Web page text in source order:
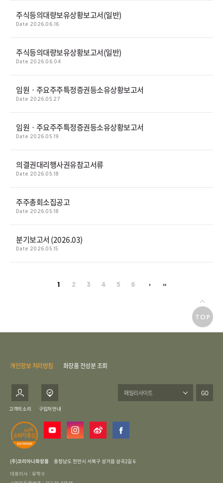
주식등의대량보유상황보고서(일반)
Date 2026.06.16
주식등의대량보유상황보고서(일반)
Date 2026.06.04
임원ㆍ주요주주특정증권등소유상황보고서
Date 2026.05.27
임원ㆍ주요주주특정증권등소유상황보고서
Date 2026.05.19
의결권대리행사권유참고서류
Date 2026.05.18
주주총회소집공고
Date 2026.05.18
분기보고서 (2026.03)
Date 2026.05.15
1 2 3 4 5 6
TOP
개인정보 처리방침 화장품 전성분 조회
고객의 소리 구입처 안내
GO
(주)코리아나화장품
충청남도 천안시 서북구 성거읍 삼곡2길 6
대표이사 : 유학수